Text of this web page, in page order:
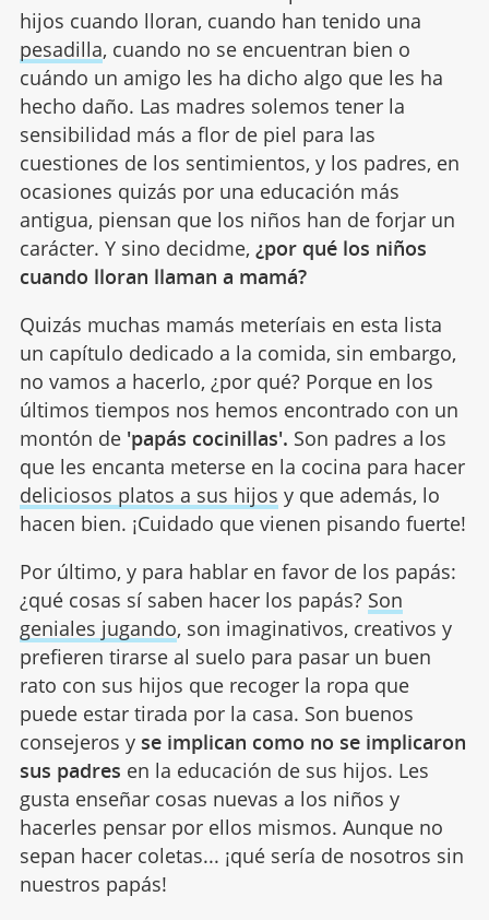
hijos cuando lloran, cuando han tenido una
pesadilla, cuando no se encuentran bien o
cuándo un amigo les ha dicho algo que les ha
hecho daño. Las madres solemos tener la
sensibilidad más a flor de piel para las
cuestiones de los sentimientos, y los padres, en
ocasiones quizás por una educación más
antigua, piensan que los niños han de forjar un
carácter. Y sino decidme, ¿por qué los niños
cuando lloran llaman a mamá?
Quizás muchas mamás meteríais en esta lista
un capítulo dedicado a la comida, sin embargo,
no vamos a hacerlo, ¿por qué? Porque en los
últimos tiempos nos hemos encontrado con un
montón de 'papás cocinillas'. Son padres a los
que les encanta meterse en la cocina para hacer
deliciosos platos a sus hijos y que además, lo
hacen bien. ¡Cuidado que vienen pisando fuerte!
Por último, y para hablar en favor de los papás:
¿qué cosas sí saben hacer los papás? Son
geniales jugando, son imaginativos, creativos y
prefieren tirarse al suelo para pasar un buen
rato con sus hijos que recoger la ropa que
puede estar tirada por la casa. Son buenos
consejeros y se implican como no se implicaron
sus padres en la educación de sus hijos. Les
gusta enseñar cosas nuevas a los niños y
hacerles pensar por ellos mismos. Aunque no
sepan hacer coletas... ¡qué sería de nosotros sin
nuestros papás!